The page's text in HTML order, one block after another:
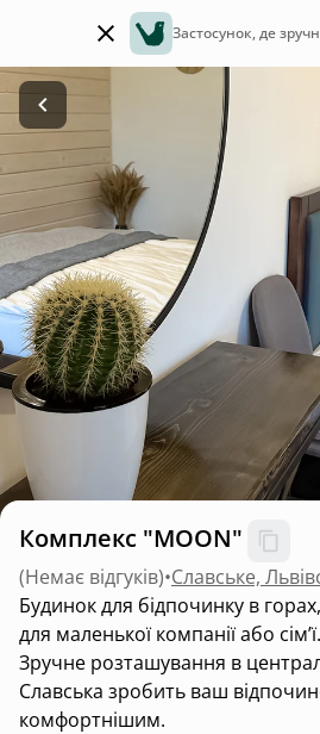
Застосунок, де
Комплекс "MOON"
(Немає відгуків)•Славське,
Будинок для бідпочинку в
для маленької компанії або сімʼї.
Зручне розташування в
Славська зробить ваш
комфортнішим.